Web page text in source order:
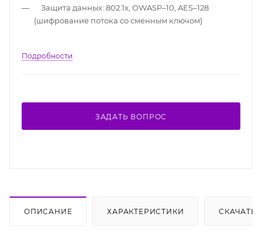
Защита данных: 802.1x, OWASP–10, AES–128
(шифрование потока со сменным ключом)
Подробности
ЗАДАТЬ ВОПРОС
ОПИСАНИЕ ХАРАКТЕРИСТИКИ СКАЧАТЬ